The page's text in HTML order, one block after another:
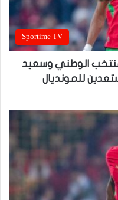
Sportime TV
الوطني وسعيد
للمونديال